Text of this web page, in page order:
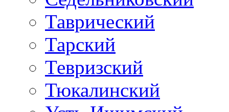
Таврический
Тарский
Тевризский
Тюкалинский